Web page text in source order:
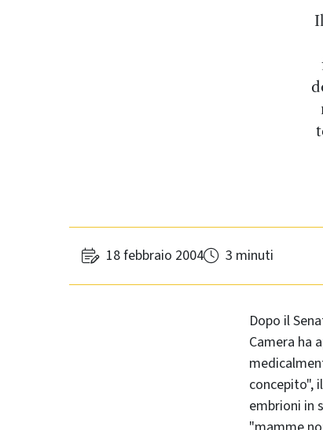
18 febbraio 2004 3 minuti
Dopo il
Camera ha
concepito",
embrioni in